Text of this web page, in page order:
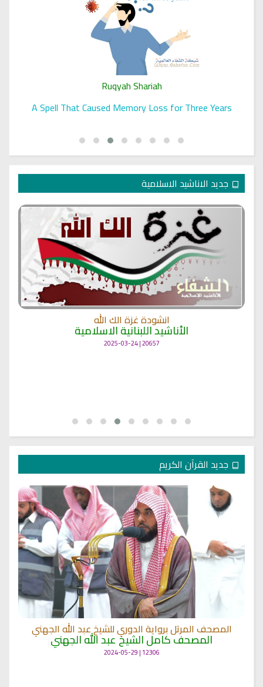
Ruqyah Shariah
A Spell That Caused Memory Loss for Three Years
جديد الاناشيد الاسلامية
انشودة غزة الك الله
الأناشيد اللبنانية الاسلامية
20657 | 2025-03-24
جديد القرآن الكريم
المصحف المرتل برواية الدوري للشيخ عبد الله الجهني
المصحف كامل الشيخ عبد الله الجهني
12306 | 2024-05-29